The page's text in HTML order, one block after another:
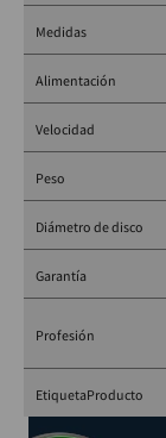
Longitud
Modelo:
Medidas
Alimentación
Velocidad
Peso
Diámetro de disco
Garantía
Profesión
EtiquetaProducto